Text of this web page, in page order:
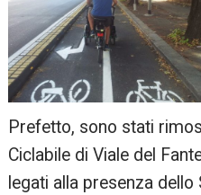
Prefetto, sono stati
Ciclabile di Viale del
legati alla presenza